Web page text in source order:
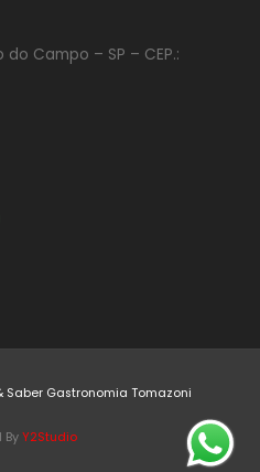
do Campo – SP – CEP.:
Gastronomia Tomazoni
ByY2Studio